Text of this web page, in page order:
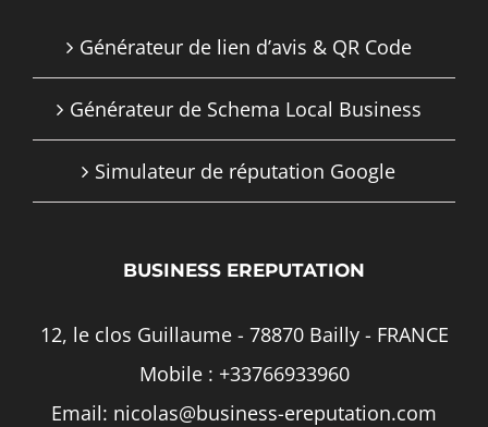
Générateur de lien d’avis & QR Code
Générateur de Schema Local Business
Simulateur de réputation Google
BUSINESS EREPUTATION
12, le clos Guillaume - 78870 Bailly - FRANCE
Mobile : +33766933960
Email: nicolas@business-ereputation.com